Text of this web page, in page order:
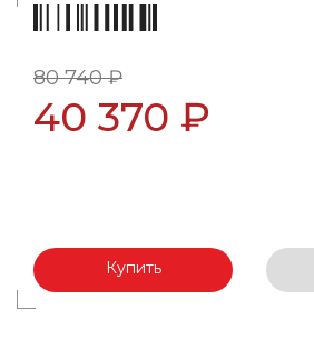
80 740 ₽
40 370 ₽
Купить